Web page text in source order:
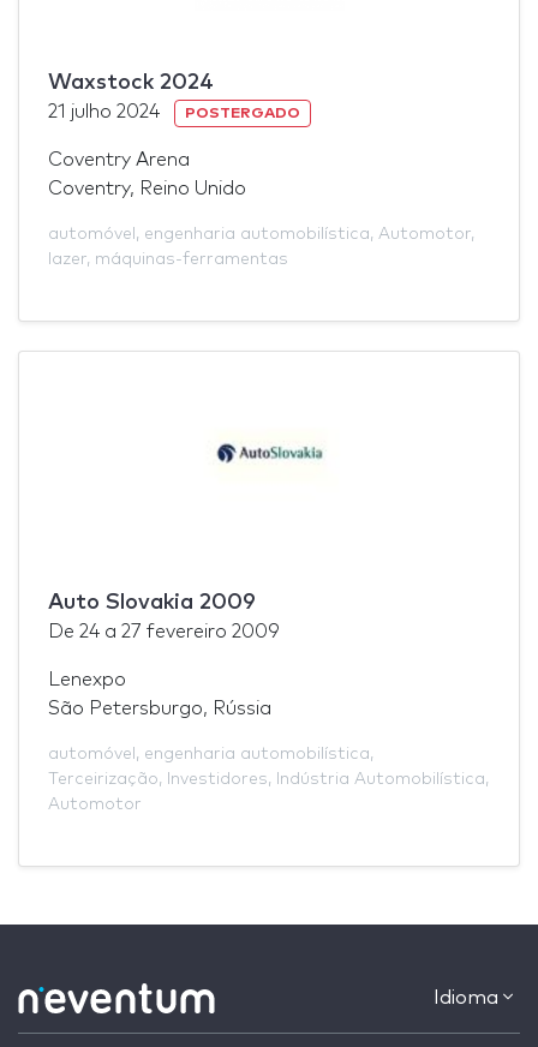
Waxstock 2024
21 julho 2024 POSTERGADO
Coventry Arena
Coventry, Reino Unido
automóvel , engenharia automobilística, Automotor,
lazer, máquinas-ferramentas
Auto Slovakia 2009
De 24 a 27 fevereiro 2009
Lenexpo
São Petersburgo, Rússia
automóvel , engenharia automobilística,
Terceirização, Investidores, Indústria Automobilística,
Automotor
Idioma